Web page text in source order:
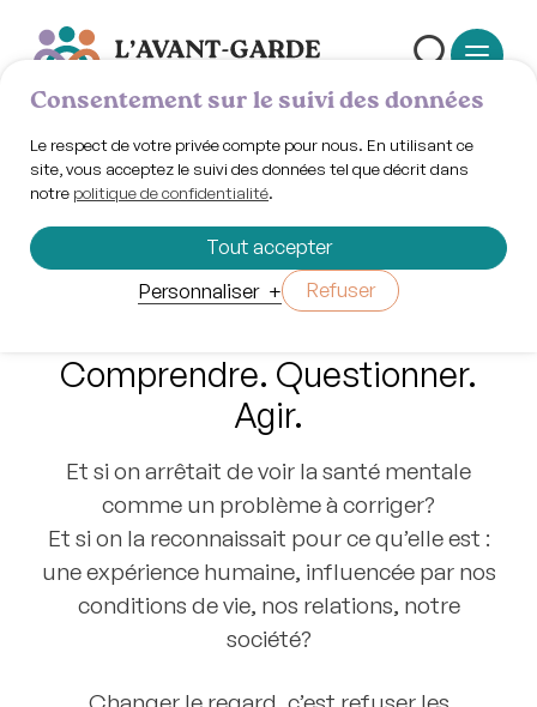
Changer le
regard
Comprendre. Questionner.
Agir.
Et si on arrêtait de voir la santé mentale
comme un problème à corriger?
Et si on la reconnaissait pour ce qu’elle est :
une expérience humaine, influencée par nos
conditions de vie, nos relations, notre
société?
Consentement sur le suivi des données
Le respect de votre privée compte pour nous. En utilisant ce
site, vous acceptez le suivi des données tel que décrit dans
notre politique de confidentialité.
Personnaliser + Refuser
Tout accepter